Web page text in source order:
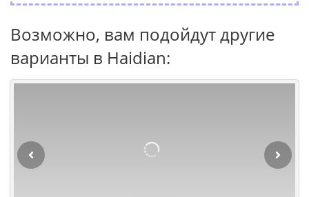
Возможно, вам подойдут другие
варианты в Haidian: